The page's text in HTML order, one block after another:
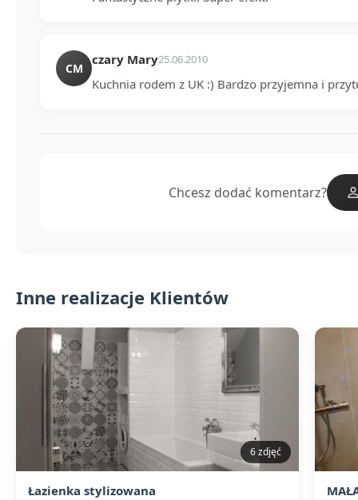
CM
czary Mary25.06.2010
Kuchnia rodem z UK :) Bardzo przyjemna i
Chcesz dodać komentarz?
Inne realizacje Klientów
6 zdjęć
Łazienka stylizowana